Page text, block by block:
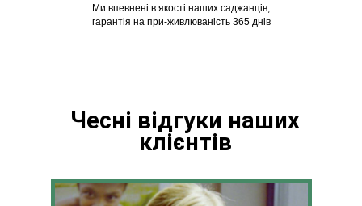
Ми впевнені в якості наших саджанців,
гарантія на при-живлюваність 365 днів
Чесні відгуки наших
клієнтів